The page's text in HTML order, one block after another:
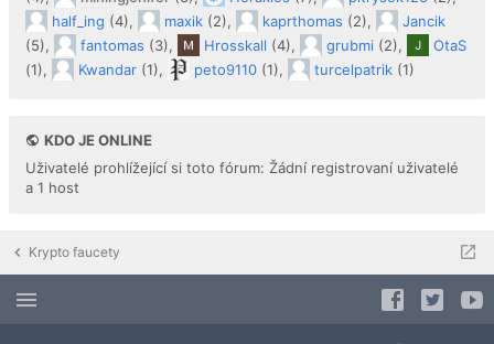
half_ing (4), maxik (2), kaprthomas (2),
Jancik
(5),
fantomas (3), Hrosskall (4), grubmi (2),
OtaS
(1),
Kwandar (1), peto9110 (1), turcelpatrik (1)
KDO JE ONLINE
Uživatelé prohlížející si toto fórum: Žádní registrovaní uživatelé
a 1 host
Krypto faucety